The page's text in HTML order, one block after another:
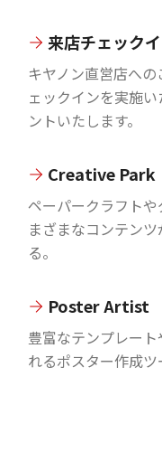
来店チェック
キヤノン直営店へ
ェックインを実施
ントいたします。
Creative Park
ペーパークラフト
まざまなコンテン
る。
Poster Artist
豊富なテンプレー
れるポスター作成ツ